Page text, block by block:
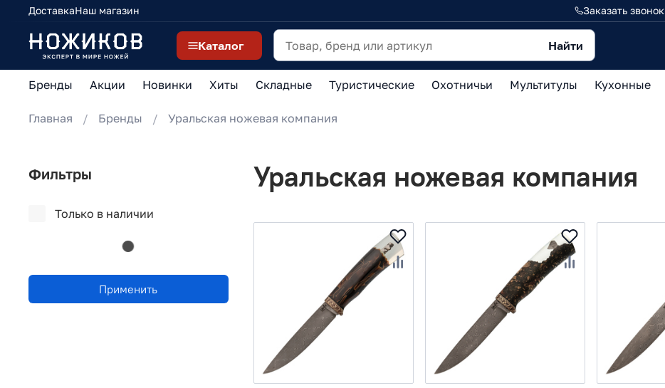
ДоставкаНаш магазин Заказать звонок
Каталог Найти
Бренды Акции Новинки Хиты Складные Туристические Охотничьи Мультитулы Кухонные
Главная Бренды Уральская ножевая компания
Уральская ножевая компания
Фильтры
Только в наличии
Применить